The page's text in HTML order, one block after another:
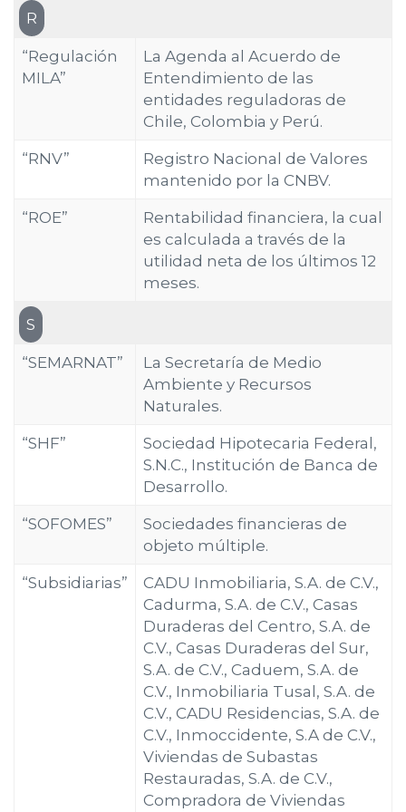
R
“Regulación
MILA”
La Agenda al Acuerdo de
Entendimiento de las
entidades reguladoras de
Chile, Colombia y Perú.
“RNV”
Registro Nacional de Valores
mantenido por la CNBV.
“ROE”
Rentabilidad financiera, la cual
es calculada a través de la
utilidad neta de los últimos 12
meses.
S
“SEMARNAT”
La Secretaría de Medio
Ambiente y Recursos
Naturales.
“SHF”
Sociedad Hipotecaria Federal,
S.N.C., Institución de Banca de
Desarrollo.
“SOFOMES”
Sociedades financieras de
objeto múltiple.
“Subsidiarias”
CADU Inmobiliaria, S.A. de C.V.,
Cadurma, S.A. de C.V., Casas
Duraderas del Centro, S.A. de
C.V., Casas Duraderas del Sur,
S.A. de C.V., Caduem, S.A. de
C.V., Inmobiliaria Tusal, S.A. de
C.V., CADU Residencias, S.A. de
C.V., Inmoccidente, S.A de C.V.,
Viviendas de Subastas
Restauradas, S.A. de C.V.,
Compradora de Viviendas